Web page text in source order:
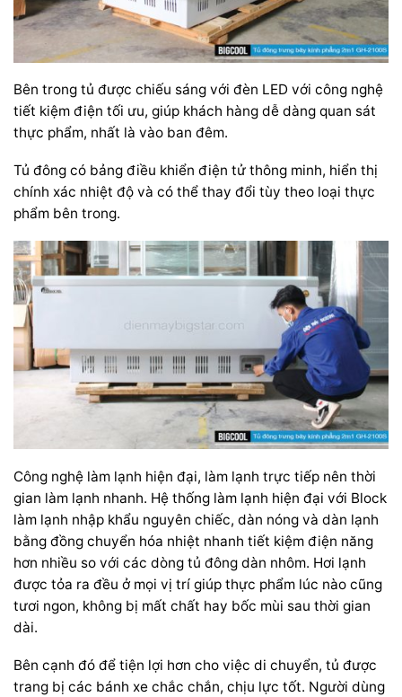
Bên trong tủ được chiếu sáng với đèn LED với công nghệ
tiết kiệm điện tối ưu, giúp khách hàng dễ dàng quan sát
thực phẩm, nhất là vào ban đêm.
Tủ đông có bảng điều khiển điện tử thông minh, hiển thị
chính xác nhiệt độ và có thể thay đổi tùy theo loại thực
phẩm bên trong.
Công nghệ làm lạnh hiện đại, làm lạnh trực tiếp nên thời
gian làm lạnh nhanh. Hệ thống làm lạnh hiện đại với Block
làm lạnh nhập khẩu nguyên chiếc, dàn nóng và dàn lạnh
bằng đồng chuyển hóa nhiệt nhanh tiết kiệm điện năng
hơn nhiều so với các dòng tủ đông dàn nhôm. Hơi lạnh
được tỏa ra đều ở mọi vị trí giúp thực phẩm lúc nào cũng
tươi ngon, không bị mất chất hay bốc mùi sau thời gian
dài.
Bên cạnh đó để tiện lợi hơn cho việc di chuyển, tủ được
trang bị các bánh xe chắc chắn, chịu lực tốt. Người dùng